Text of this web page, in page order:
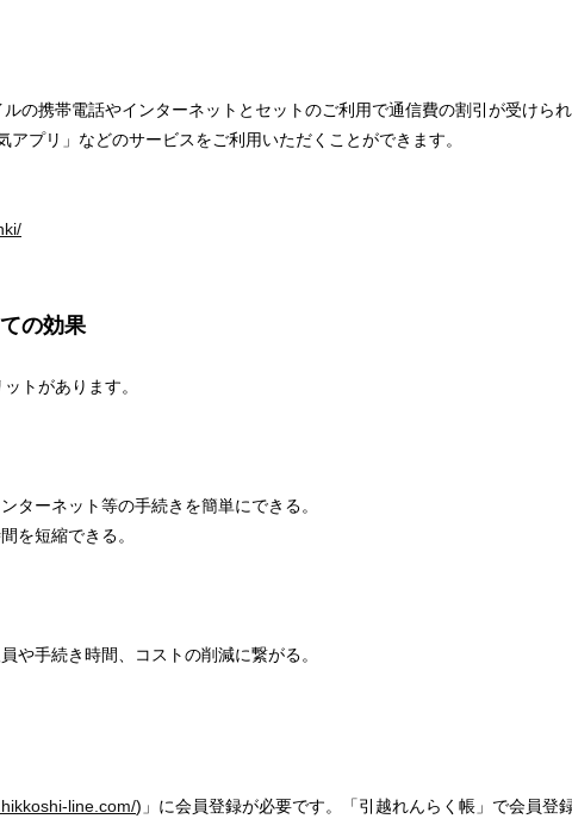
の携帯電話やインターネットとセットのご利用で通信費の割引が受けら
プリ」などのサービスをご利用いただくことができます。
の効果
トがあります。
ターネット等の手続きを簡単にできる。
を短縮できる。
や手続き時間、コストの削減に繋がる。
line.com/)」に会員登録が必要です。「引越れんらく帳」で会員登